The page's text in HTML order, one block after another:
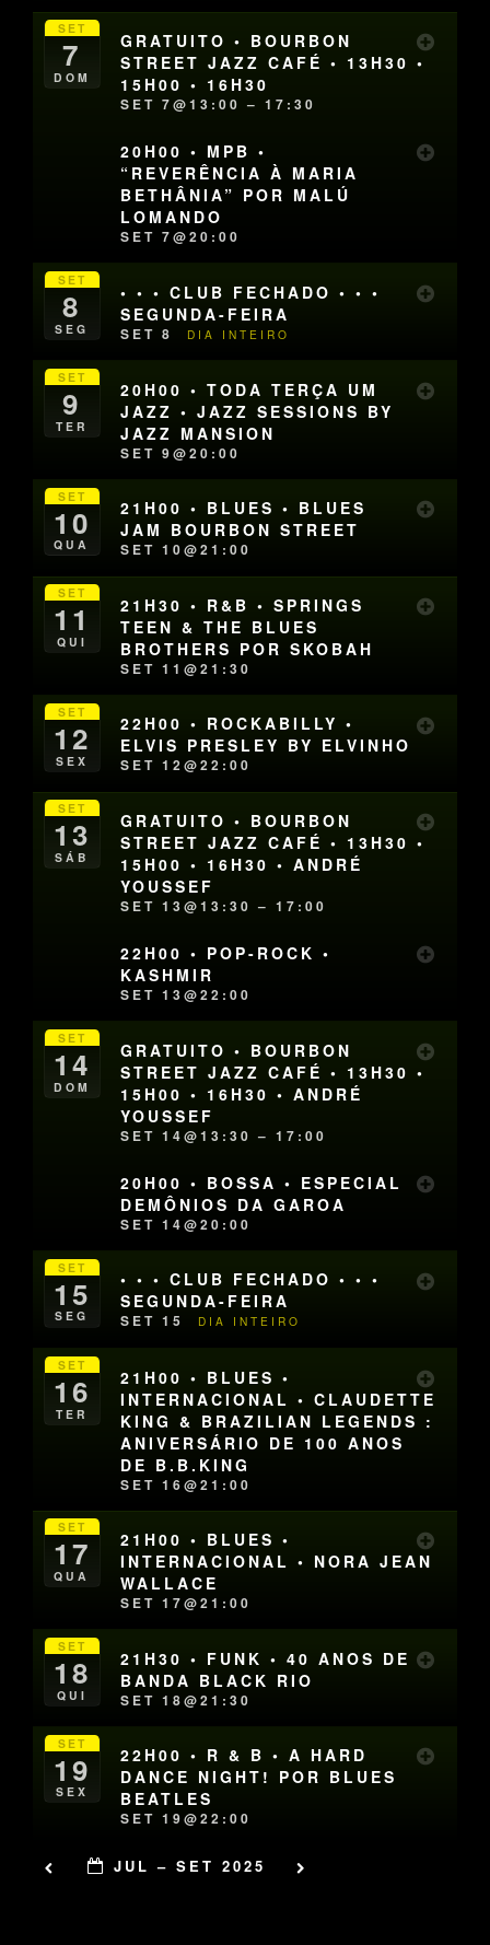
SET
7
DOM
GRATUITO • BOURBON
STREET JAZZ CAFÉ • 13H30 •
15H00 • 16H30
SET 7@13:00 – 17:30
20H00 • MPB •
“REVERÊNCIA À MARIA
BETHÂNIA” POR MALÚ
LOMANDO
SET 7@20:00
SET
8
SEG
• • • CLUB FECHADO • • •
SEGUNDA-FEIRA
SET 8 DIA INTEIRO
SET
9
TER
20H00 • TODA TERÇA UM
JAZZ • JAZZ SESSIONS BY
JAZZ MANSION
SET 9@20:00
SET
10
QUA
21H00 • BLUES • BLUES
JAM BOURBON STREET
SET 10@21:00
SET
11
QUI
21H30 • R&B • SPRINGS
TEEN & THE BLUES
BROTHERS POR SKOBAH
SET 11@21:30
SET
12
SEX
22H00 • ROCKABILLY •
ELVIS PRESLEY BY ELVINHO
SET 12@22:00
SET
13
SÁB
GRATUITO • BOURBON
STREET JAZZ CAFÉ • 13H30 •
15H00 • 16H30 • ANDRÉ
YOUSSEF
SET 13@13:30 – 17:00
22H00 • POP-ROCK •
KASHMIR
SET 13@22:00
SET
14
DOM
GRATUITO • BOURBON
STREET JAZZ CAFÉ • 13H30 •
15H00 • 16H30 • ANDRÉ
YOUSSEF
SET 14@13:30 – 17:00
20H00 • BOSSA • ESPECIAL
DEMÔNIOS DA GAROA
SET 14@20:00
SET
15
SEG
• • • CLUB FECHADO • • •
SEGUNDA-FEIRA
SET 15 DIA INTEIRO
SET
16
TER
21H00 • BLUES •
INTERNACIONAL • CLAUDETTE
KING & BRAZILIAN LEGENDS :
ANIVERSÁRIO DE 100 ANOS
DE B.B.KING
SET 16@21:00
SET
17
QUA
21H00 • BLUES •
INTERNACIONAL • NORA JEAN
WALLACE
SET 17@21:00
SET
18
QUI
21H30 • FUNK • 40 ANOS DE
BANDA BLACK RIO
SET 18@21:30
SET
19
SEX
22H00 • R & B • A HARD
DANCE NIGHT! POR BLUES
BEATLES
SET 19@22:00
JUL – SET 2025